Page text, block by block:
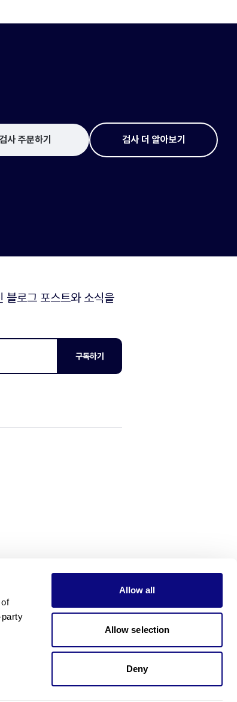
Allow all
Allow selection
Deny
검사 주문하기 검사 더 알아보기
블로그 포스트와 소식을
구독하기